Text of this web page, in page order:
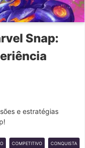
Snap:
e estratégias
COMPETITIVO CONQUISTA